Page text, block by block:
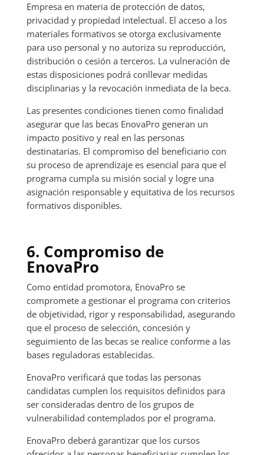
Empresa en materia de protección de datos,
privacidad y propiedad intelectual. El acceso a los
materiales formativos se otorga exclusivamente
para uso personal y no autoriza su reproducción,
distribución o cesión a terceros. La vulneración de
estas disposiciones podrá conllevar medidas
disciplinarias y la revocación inmediata de la beca.
Las presentes condiciones tienen como finalidad
asegurar que las becas EnovaPro generan un
impacto positivo y real en las personas
destinatarias. El compromiso del beneficiario con
su proceso de aprendizaje es esencial para que el
programa cumpla su misión social y logre una
asignación responsable y equitativa de los recursos
formativos disponibles.
6. Compromiso de
EnovaPro
Como entidad promotora, EnovaPro se
compromete a gestionar el programa con criterios
de objetividad, rigor y responsabilidad, asegurando
que el proceso de selección, concesión y
seguimiento de las becas se realice conforme a las
bases reguladoras establecidas.
EnovaPro verificará que todas las personas
candidatas cumplen los requisitos definidos para
ser consideradas dentro de los grupos de
vulnerabilidad contemplados por el programa.
EnovaPro deberá garantizar que los cursos